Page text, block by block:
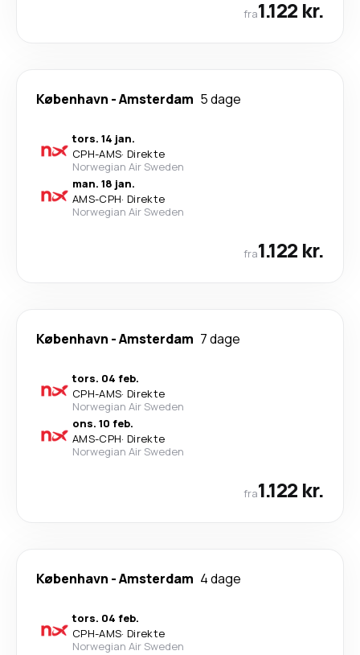
fra1.122 kr.
København -Amsterdam 5 dage
tors. 14 jan.
CPH-AMS· Direkte
Norwegian Air Sweden
man. 18 jan.
AMS-CPH· Direkte
Norwegian Air Sweden
fra1.122 kr.
København -Amsterdam 7 dage
tors. 04 feb.
CPH-AMS· Direkte
Norwegian Air Sweden
ons. 10 feb.
AMS-CPH· Direkte
Norwegian Air Sweden
fra1.122 kr.
København -Amsterdam 4 dage
tors. 04 feb.
CPH-AMS· Direkte
Norwegian Air Sweden